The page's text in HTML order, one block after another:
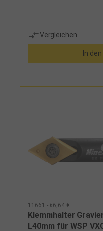
Vergleichen
In
11661 - 66,64 €
Klemmhalter
L40mm für WSP